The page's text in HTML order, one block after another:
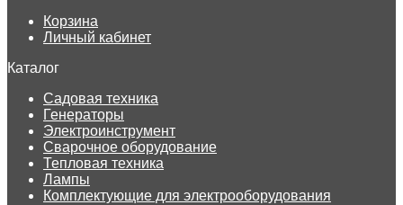
Корзина
Личный кабинет
Каталог
Садовая техника
Генераторы
Электроинструмент
Сварочное оборудование
Тепловая техника
Лампы
Комплектующие для электрооборудования